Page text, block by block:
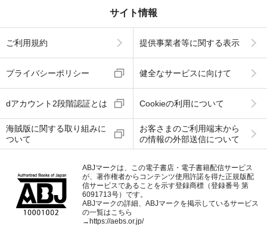
サイト情報
ご利用規約 提供事業者等に関する表示
プライバシーポリシー 健全なサービスに向けて
dアカウント2段階認証とは Cookieの利用について
海賊版に関する取り組みに
ついて
お客さまのご利用端末から
の情報の外部送信について
ABJマークは、この電子書店・電子書籍配信サービス
が、著作権者からコンテンツ使用許諾を得た正規版配
信サービスであることを示す登録商標（登録番号 第
6091713号）です。
ABJマークの詳細、ABJマークを掲示しているサービス
の一覧はこちら
→https://aebs.or.jp/